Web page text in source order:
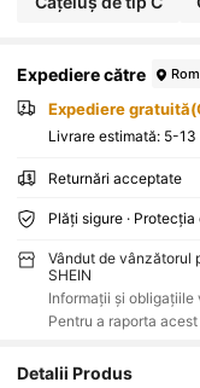
Expediere către
Expediere
Livrare estimată: 5-13
Returnări acceptate
Plăți sigure ·
Vândut de vânzătorul
SHEIN
Informații și obligațiile
Pentru a raporta
Detalii Produs